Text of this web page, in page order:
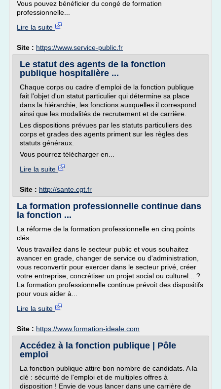
Vous pouvez bénéficier du congé de formation
professionnelle...
Lire la suite
Site : https://www.service-public.fr
Le statut des agents de la fonction
publique hospitalière ...
Chaque corps ou cadre d'emploi de la fonction publique
fait l'objet d'un statut particulier qui détermine sa place
dans la hiérarchie, les fonctions auxquelles il correspond
ainsi que les modalités de recrutement et de carrière.
Les dispositions prévues par les statuts particuliers des
corps et grades des agents priment sur les règles des
statuts généraux.
Vous pourrez télécharger en...
Lire la suite
Site : http://sante.cgt.fr
La formation professionnelle continue dans
la fonction ...
La réforme de la formation professionnelle en cinq points
clés
Vous travaillez dans le secteur public et vous souhaitez
avancer en grade, changer de service ou d'administration,
vous reconvertir pour exercer dans le secteur privé, créer
votre entreprise, concrétiser un projet social ou culturel... ?
La formation professionnelle continue prévoit des dispositifs
pour vous aider à...
Lire la suite
Site : https://www.formation-ideale.com
Accédez à la fonction publique | Pôle
emploi
La fonction publique attire bon nombre de candidats. A la
clé : sécurité de l'emploi et de multiples offres à
disposition ! Envie de vous lancer dans une carrière de